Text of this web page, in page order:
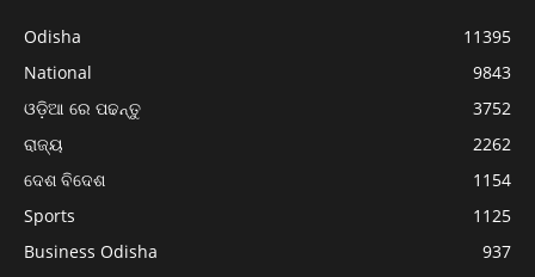
Odisha
11395
National
9843
ଓଡ଼ିଆ ରେ ପଢନ୍ତୁ
3752
ରାଜ୍ୟ
2262
ଦେଶ ବିଦେଶ
1154
Sports
1125
Business Odisha
937